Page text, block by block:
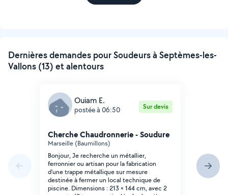
Dernières demandes pour Soudeurs à Septèmes-les-
Vallons (13) et alentours
Ouiam E.
postée à 06:50 Sur devis
Cherche Chaudronnerie - Soudure
Marseille (Baumillons)
Bonjour, Je recherche un métallier,
ferronnier ou artisan pour la fabrication
d'une trappe métallique sur mesure
destinée à fermer un local technique de
piscine. Dimensions : 213 × 144 cm, avec 2